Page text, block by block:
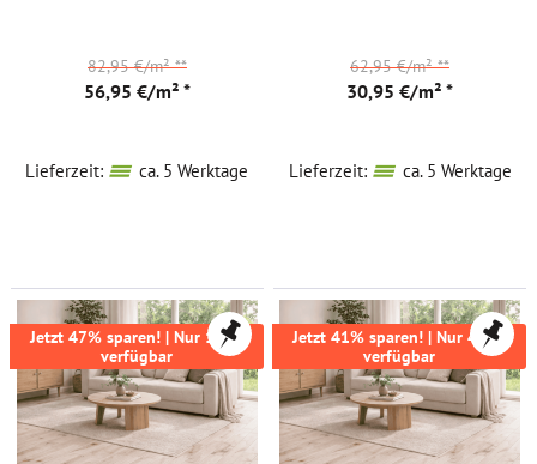
56,95 €/m² *
82,95 €/m²**
Lieferzeit: ca. 5 Werktage
30,95 €/m² *
62,95 €/m²**
Lieferzeit: ca. 5 Werktage
Jetzt 47% sparen! | Nur 17m²
verfügbar
Jetzt 41% sparen! | Nur 47m²
verfügbar